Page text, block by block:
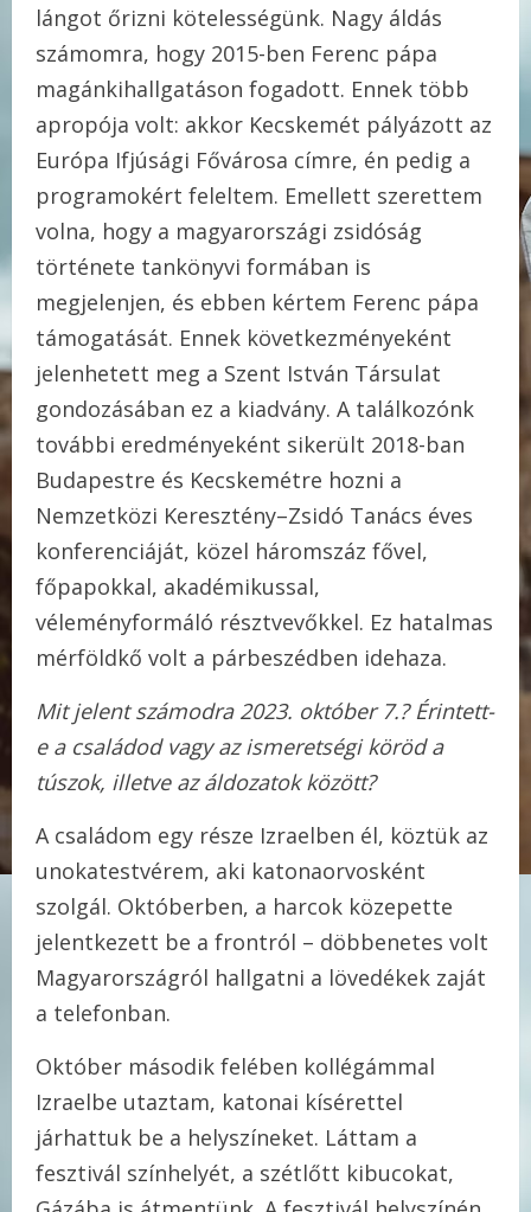
lángot őrizni kötelességünk. Nagy áldás
számomra, hogy 2015-ben Ferenc pápa
magánkihallgatáson fogadott. Ennek több
apropója volt: akkor Kecskemét pályázott az
Európa Ifjúsági Fővárosa címre, én pedig a
programokért feleltem. Emellett szerettem
volna, hogy a magyarországi zsidóság
története tankönyvi formában is
megjelenjen, és ebben kértem Ferenc pápa
támogatását. Ennek következményeként
jelenhetett meg a Szent István Társulat
gondozásában ez a kiadvány. A találkozónk
további eredményeként sikerült 2018-ban
Budapestre és Kecskemétre hozni a
Nemzetközi Keresztény–Zsidó Tanács éves
konferenciáját, közel háromszáz fővel,
főpapokkal, akadémikussal,
véleményformáló résztvevőkkel. Ez hatalmas
mérföldkő volt a párbeszédben idehaza.
Mit jelent számodra 2023. október 7.? Érintett-
e a családod vagy az ismeretségi köröd a
túszok, illetve az áldozatok között?
A családom egy része Izraelben él, köztük az
unokatestvérem, aki katonaorvosként
szolgál. Októberben, a harcok közepette
jelentkezett be a frontról – döbbenetes volt
Magyarországról hallgatni a lövedékek zaját
a telefonban.
Október második felében kollégámmal
Izraelbe utaztam, katonai kísérettel
járhattuk be a helyszíneket. Láttam a
fesztivál színhelyét, a szétlőtt kibucokat,